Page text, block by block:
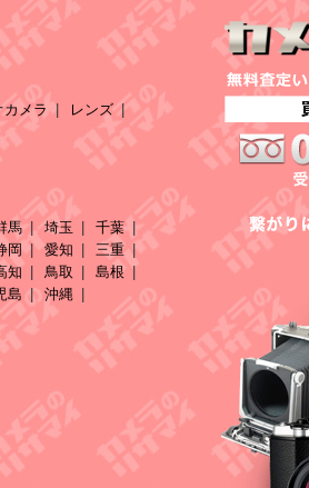
カメラ
レンズ
馬 埼玉
千葉
岡 愛知
三重
知 鳥取
島根
島 沖縄